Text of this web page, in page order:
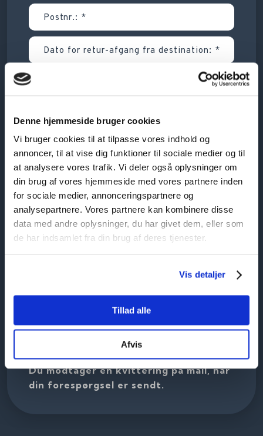
Denne hjemmeside bruger cookies
Vi bruger cookies til at tilpasse vores indhold og
annoncer, til at vise dig funktioner til sociale medier og til
at analysere vores trafik. Vi deler også oplysninger om
din brug af vores hjemmeside med vores partnere inden
for sociale medier, annonceringspartnere og
analysepartnere. Vores partnere kan kombinere disse
data med andre oplysninger, du har givet dem, eller som
de har indsamlet fra din brug af deres tjenester.
Vis detaljer
Tillad alle
Afvis
Du modtager en kvittering på mail, når
din forespørgsel er sendt.​